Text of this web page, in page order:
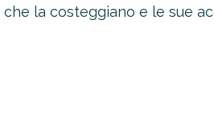
che la costeggiano e le sue